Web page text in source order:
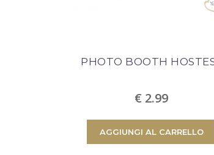
PHOTO BOOTH
€ 2.99
AGGIUNGI AL CARRELLO